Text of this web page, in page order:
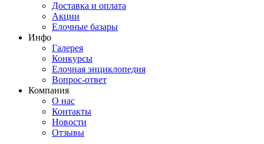
Доставка и оплата
Акции
Елочные базары
Инфо
Галерея
Конкурсы
Елочная энциклопедия
Вопрос-ответ
Компания
О нас
Контакты
Новости
Отзывы